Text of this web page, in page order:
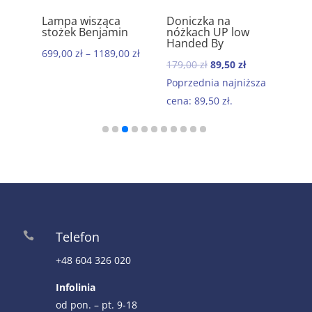
5.00
Lampa wisząca
stożek Benjamin
699,00 zł– 1189,00 zł
5.00
Doniczka na
nóżkach UP low
Handed By
179,00zł Pierwotna
cena
wynosiła:
89,50 złAktualna
cena
Poprzednia najniższa
cena: 89,50 zł.
 Telefon
+48 604 326 020
Infolinia
od pon. – pt. 9-18